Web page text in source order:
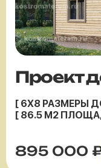
Проект
[ 6X8 РАЗМЕРЫ
[ 86.5 М2
895 000